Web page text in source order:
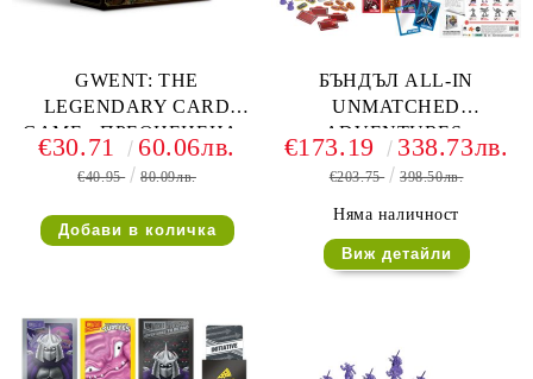
GWENT: THE
LEGENDARY CARD
GAME - ПРЕОЦЕНЕНА -
ЛЕКА ПОВРЕДА НА
КУТИЯТА
€30.71 60.06лв.
€40.95 80.09лв.
БЪНДЪЛ ALL-IN
UNMATCHED
ADVENTURES:
TEENAGE MUTANT
NINJA TURTLES +
ULTIMATE MINIATURE
PACK + SHREDDER VS
KRANG + DELUXE
€173.19 338.73лв.
€203.75 398.50лв.
Няма наличност
Виж детайли